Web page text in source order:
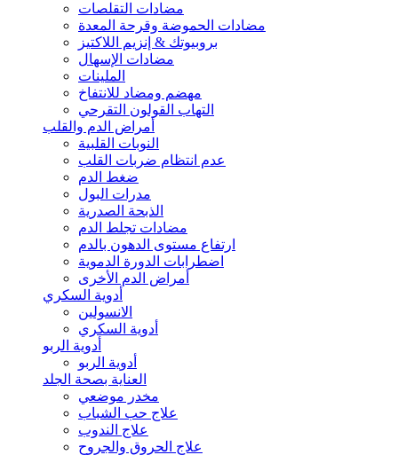
مضادات التقلصات
مضادات الحموضة وقرحة المعدة
بروبيوتك & إنزيم اللاكتيز
مضادات الإسهال
الملينات
مهضم ومضاد للانتفاخ
التهاب القولون التقرحي
أمراض الدم والقلب
النوبات القلبية
عدم انتظام ضربات القلب
ضغط الدم
مدرات البول
الذبحة الصدرية
مضادات تجلط الدم
ارتفاع مستوى الدهون بالدم
اضطرابات الدورة الدموية
أمراض الدم الأخرى
أدوية السكري
الانسولين
أدوية السكري
أدوية الربو
أدوية الربو
العناية بصحة الجلد
مخدر موضعي
علاج حب الشباب
علاج الندوب
علاج الحروق والجروح